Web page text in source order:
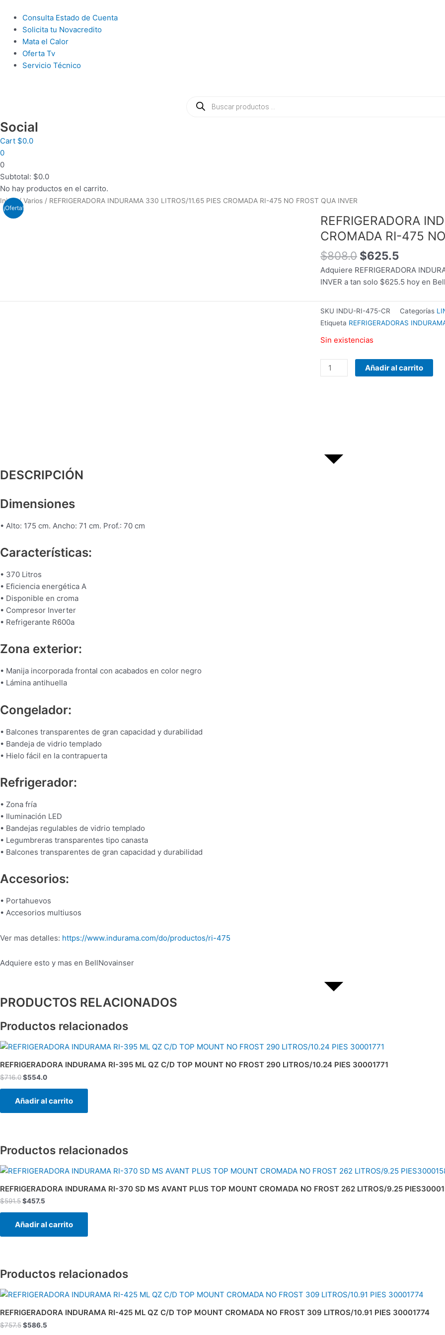
contenido
Main
Menu
Consulta Estado de Cuenta
Solicita tu Novacredito
Mata el Calor
Oferta Tv
Servicio Técnico
productos
Social
Cart $0.0
0
0
Subtotal: $0.0
No hay productos en el carrito.
Inicio/Varios / REFRIGERADORA INDURAMA 330 LITROS/11.65 PIES CROMADA RI-475 NO FROST QUA INVER
¡Oferta!
REFRIGERADORA
CROMADA RI-475
$808.0
original
era:
$808.0.
$625.5
actual
es:
Adquiere REFRIGERADORA
INVER a tan solo $625.5 hoy en
SKU INDU-RI-475-CR Categorías
Etiqueta REFRIGERADORAS
Sin existencias
PARLANTES
WOOU
PULSE
PATG-
25-
12
VARIOS
COLORES
Añadir al carrito
DESCRIPCIÓN
Dimensiones
• Alto: 175 cm. Ancho: 71 cm. Prof.: 70 cm
Características:
• 370 Litros
• Eficiencia energética A
• Disponible en croma
• Compresor Inverter
• Refrigerante R600a
Zona exterior:
• Manija incorporada frontal con acabados en color negro
• Lámina antihuella
Congelador:
• Balcones transparentes de gran capacidad y durabilidad
• Bandeja de vidrio templado
• Hielo fácil en la contrapuerta
Refrigerador:
• Zona fría
• Iluminación LED
• Bandejas regulables de vidrio templado
• Legumbreras transparentes tipo canasta
• Balcones transparentes de gran capacidad y durabilidad
Accesorios:
• Portahuevos
• Accesorios multiusos
Ver mas detalles: https://www.indurama.com/do/productos/ri-475
Adquiere esto y mas en BellNovainser
PRODUCTOS RELACIONADOS
Productos relacionados
REFRIGERADORA INDURAMA RI-395 ML QZ C/D TOP MOUNT NO FROST 290 LITROS/10.24 PIES 30001771
$716.0
El
original
era:
$716.0.
$554.0
El
actual
es:
$554.0.
Añadir al carrito
Productos relacionados
REFRIGERADORA INDURAMA RI-370 SD MS AVANT PLUS TOP MOUNT CROMADA NO FROST 262 LITROS/9.25
$591.5
El
original
era:
$591.5.
$457.5
El
actual
es:
Añadir al carrito
Productos relacionados
REFRIGERADORA INDURAMA RI-425 ML QZ C/D TOP MOUNT CROMADA NO FROST 309 LITROS/10.91 PIES 30001774
$757.5
El
original
era:
$757.5.
$586.5
El
actual
es: